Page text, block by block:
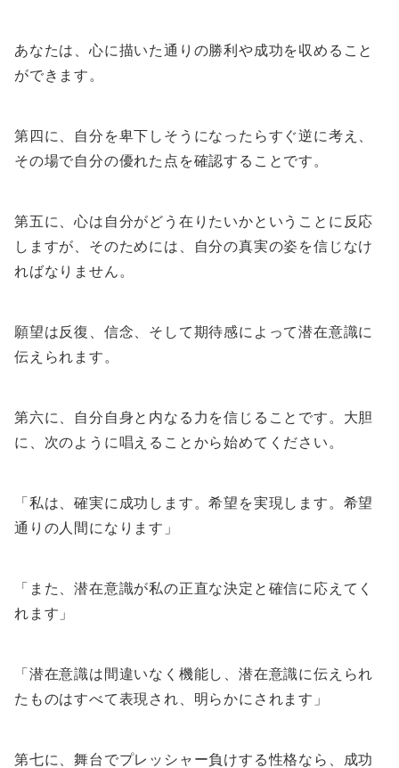
あなたは、心に描いた通りの勝利や成功を収めること
ができます。
第四に、自分を卑下しそうになったらすぐ逆に考え、
その場で自分の優れた点を確認することです。
第五に、心は自分がどう在りたいかということに反応
しますが、そのためには、自分の真実の姿を信じなけ
ればなりません。
願望は反復、信念、そして期待感によって潜在意識に
伝えられます。
第六に、自分自身と内なる力を信じることです。大胆
に、次のように唱えることから始めてください。
「私は、確実に成功します。希望を実現します。希望
通りの人間になります」
「また、潜在意識が私の正直な決定と確信に応えてく
れます」
「潜在意識は間違いなく機能し、潜在意識に伝えられ
たものはすべて表現され、明らかにされます」
第七に、舞台でプレッシャー負けする性格なら、成功